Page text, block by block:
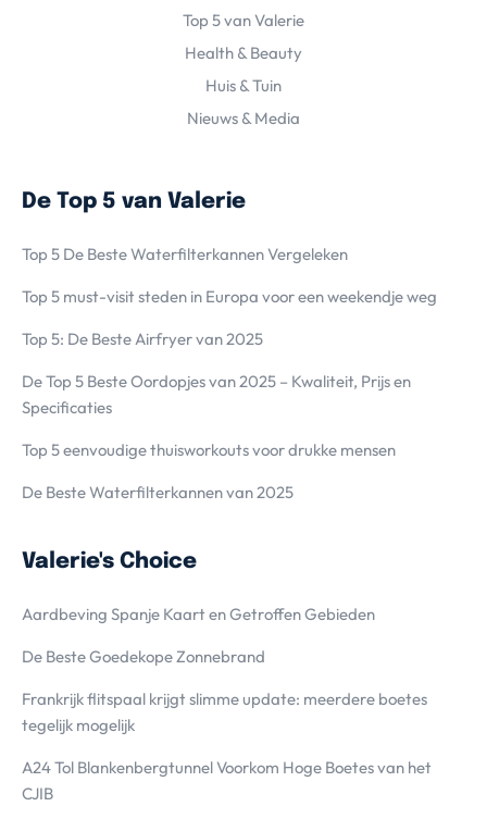
Top 5 van Valerie
Health & Beauty
Huis & Tuin
Nieuws & Media
De Top 5 van Valerie
Top 5 De Beste Waterfilterkannen Vergeleken
Top 5 must-visit steden in Europa voor een weekendje weg
Top 5: De Beste Airfryer van 2025
De Top 5 Beste Oordopjes van 2025 – Kwaliteit, Prijs en
Specificaties
Top 5 eenvoudige thuisworkouts voor drukke mensen
De Beste Waterfilterkannen van 2025
Valerie's Choice
Aardbeving Spanje Kaart en Getroffen Gebieden
De Beste Goedekope Zonnebrand
Frankrijk flitspaal krijgt slimme update: meerdere boetes
tegelijk mogelijk
A24 Tol Blankenbergtunnel Voorkom Hoge Boetes van het
CJIB